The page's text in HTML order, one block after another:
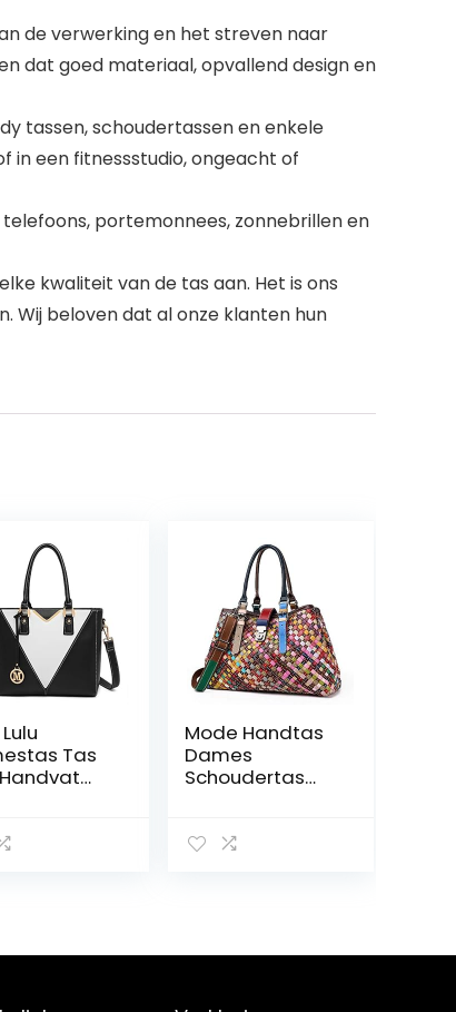
de verwerking en het streven naar
dat goed materiaal, opvallend design en
tassen, schoudertassen en enkele
in een fitnessstudio, ongeacht of
portemonnees, zonnebrillen en
kwaliteit van de tas aan. Het is ons
Wij beloven dat al onze klanten hun
Tas
Mode Handtas
Dames
Schoudertas